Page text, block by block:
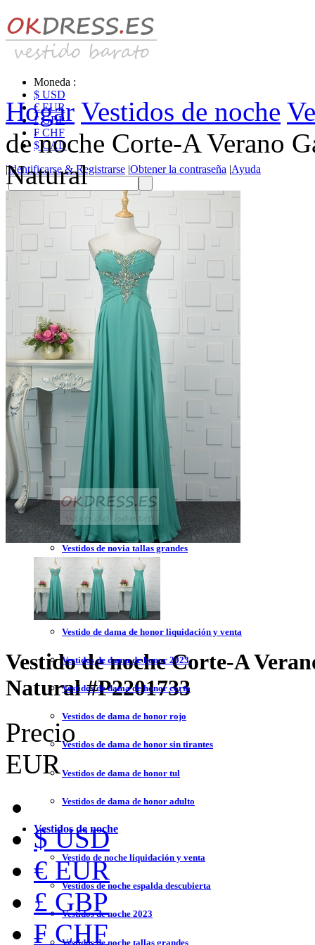
Moneda :
$ USD
€ EUR
£ GBP
₣ CHF
$ CAD
|Identificarse & Registrarse |Obtener la contraseña |Ayuda
Mensaje
Vestidos de novia
Vestido de novia liquidación y venta
Vestidos de novia vendimia
Vestidos de novia 2023
Vestidos de novia sin tirantes
Vestidos de novia encaje
Vestidos de novia corte princesa
Vestidos de novia sencillo
Vestidos de novia corte sirena
Vestidos de novia corto
Vestidos de novia espalda descubierta
Vestidos de novia tallas grandes
Vestidos de novia blanco
Vestidos de dama de honor
Vestido de dama de honor liquidación y venta
Vestidos de dama de honor 2023
Vestidos de dama de honor corto
Vestidos de dama de honor rojo
Vestidos de dama de honor sin tirantes
Vestidos de dama de honor tul
Vestidos de dama de honor adulto
Vestidos de noche
Vestido de noche liquidación y venta
Vestidos de noche espalda descubierta
Vestidos de noche 2023
Vestidos de noche tallas grandes
Hogar Vestidos de noche
de noche Corte-A Verano
Natural
Vestido de noche Corte-A
Natural#P2201733
Precio
EUR
$ USD
€ EUR
£ GBP
₣ CHF